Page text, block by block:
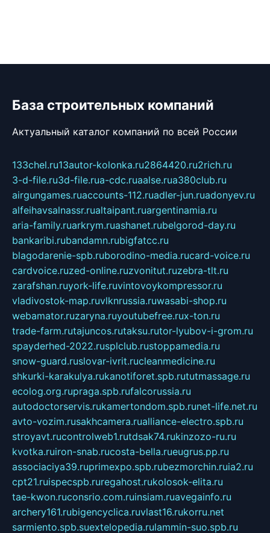
База строительных компаний
Актуальный каталог компаний по всей России
133chel.ru13autor-kolonka.ru2864420.ru2rich.ru
3-d-file.ru3d-file.rua-cdc.ruaalse.rua380club.ru
airgungames.ruaccounts-112.ruadler-jun.ruadonyev.ru
alfeihavsalnassr.rualtaipant.ruargentinamia.ru
aria-family.ruarkrym.ruashanet.rubelgorod-day.ru
bankaribi.rubandamn.rubigfatcc.ru
blagodarenie-spb.ruborodino-media.rucard-voice.ru
cardvoice.ruzed-online.ruzvonitut.ruzebra-tlt.ru
zarafshan.ruyork-life.ruvintovoykompressor.ru
vladivostok-map.ruvlknrussia.ruwasabi-shop.ru
webamator.ruzaryna.ruyoutubefree.rux-ton.ru
trade-farm.rutajuncos.rutaksu.rutor-lyubov-i-grom.ru
spayderhed-2022.rusplclub.rustoppamedia.ru
snow-guard.ruslovar-ivrit.rucleanmedicine.ru
shkurki-karakulya.rukanotiforet.spb.rututmassage.ru
ecolog.org.rupraga.spb.rufalcorussia.ru
autodoctorservis.rukamertondom.spb.runet-life.net.ru
avto-vozim.rusakhcamera.rualliance-electro.spb.ru
stroyavt.rucontrolweb1.rutdsak74.rukinzozo-ru.ru
kvotka.ruiron-snab.rucosta-bella.rueugrus.pp.ru
associaciya39.ruprimexpo.spb.rubezmorchin.ruia2.ru
cpt21.ruispecspb.ruregahost.rukolosok-elita.ru
tae-kwon.ruconsrio.com.ruinsiam.ruavegainfo.ru
archery161.rubigencyclica.ruvlast16.rukorru.net
sarmiento.spb.suextelopedia.rulammin-suo.spb.ru